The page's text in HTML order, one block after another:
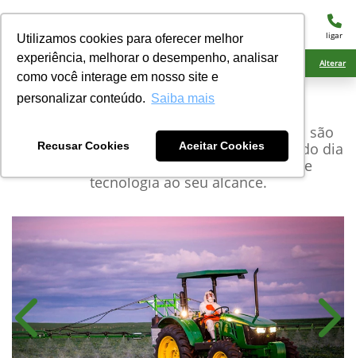
Utilizamos cookies para oferecer melhor
experiência, melhorar o desempenho, analisar
como você interage em nosso site e
personalizar conteúdo. Saiba mais
Recusar Cookies Aceitar Cookies
menu ligar
Ciarama Máquinas Ponta Porã Alterar
John DeereSérie 5E
Ainda mais versátil, os tratores da série 5E são
ideais para atender todas as necessidades do dia
a dia no campo. É potência, economia e
tecnologia ao seu alcance.
Anterior